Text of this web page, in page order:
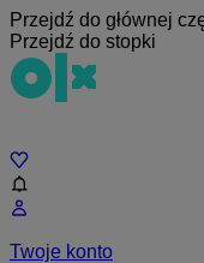
Przejdź do głównej
Przejdź do stopki
Twoje konto